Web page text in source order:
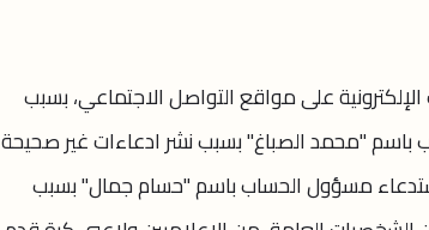
على مواقع التواصل الاجتماعي، بسبب
باسم "محمد الصباغ" بسبب نشر ادعاءات غير صحيحة
مسؤول الحساب باسم "حسام جمال" بسبب